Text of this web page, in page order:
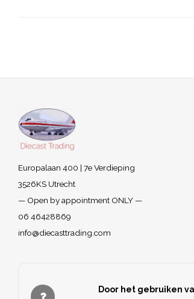
Europalaan 400 | 7e Verdieping
3526KS Utrecht
— Open by appointment ONLY —
06 46428869
info@diecasttrading.com
Door het gebruiken